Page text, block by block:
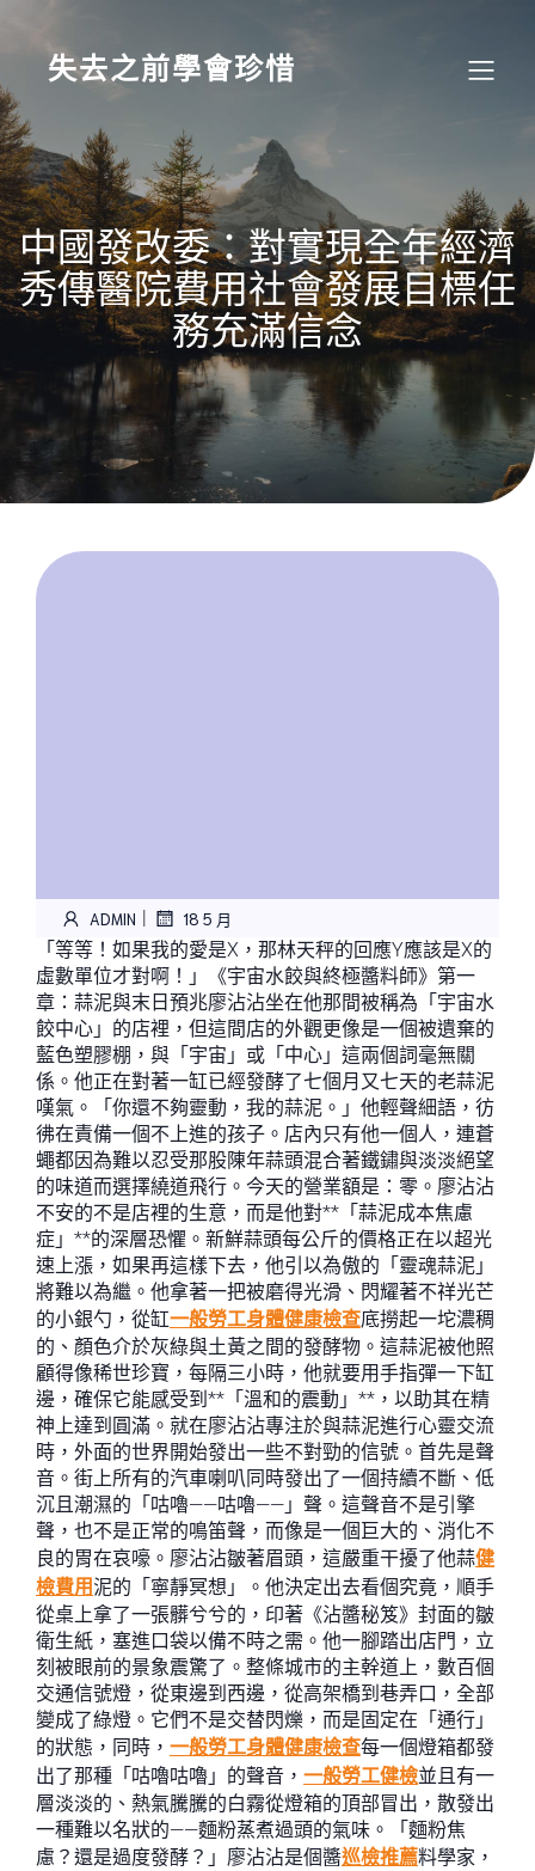
content
失去之前學會珍惜
中國發改委：對實現全年經濟
秀傳醫院費用社會發展目標任
務充滿信念
ADMIN | 18 5 月
「等等！如果我的愛是X，那林天秤的回應Y應該是X的
虛數單位才對啊！」《宇宙水餃與終極醬料師》第一
章：蒜泥與末日預兆廖沾沾坐在他那間被稱為「宇宙水
餃中心」的店裡，但這間店的外觀更像是一個被遺棄的
藍色塑膠棚，與「宇宙」或「中心」這兩個詞毫無關
係。他正在對著一缸已經發酵了七個月又七天的老蒜泥
嘆氣。「你還不夠靈動，我的蒜泥。」他輕聲細語，彷
彿在責備一個不上進的孩子。店內只有他一個人，連蒼
蠅都因為難以忍受那股陳年蒜頭混合著鐵鏽與淡淡絕望
的味道而選擇繞道飛行。今天的營業額是：零。廖沾沾
不安的不是店裡的生意，而是他對**「蒜泥成本焦慮
症」**的深層恐懼。新鮮蒜頭每公斤的價格正在以超光
速上漲，如果再這樣下去，他引以為傲的「靈魂蒜泥」
將難以為繼。他拿著一把被磨得光滑、閃耀著不祥光芒
的小銀勺，從缸一般勞工身體健康檢查底撈起一坨濃稠
的、顏色介於灰綠與土黃之間的發酵物。這蒜泥被他照
顧得像稀世珍寶，每隔三小時，他就要用手指彈一下缸
邊，確保它能感受到**「溫和的震動」**，以助其在精
神上達到圓滿。就在廖沾沾專注於與蒜泥進行心靈交流
時，外面的世界開始發出一些不對勁的信號。首先是聲
音。街上所有的汽車喇叭同時發出了一個持續不斷、低
沉且潮濕的「咕嚕——咕嚕——」聲。這聲音不是引擎
聲，也不是正常的鳴笛聲，而像是一個巨大的、消化不
良的胃在哀嚎。廖沾沾皺著眉頭，這嚴重干擾了他蒜健
檢費用 泥的「寧靜冥想」。他決定出去看個究竟，順手
從桌上拿了一張髒兮兮的，印著《沾醬秘笈》封面的皺
衛生紙，塞進口袋以備不時之需。他一腳踏出店門，立
刻被眼前的景象震驚了。整條城市的主幹道上，數百個
交通信號燈，從東邊到西邊，從高架橋到巷弄口，全部
變成了綠燈。它們不是交替閃爍，而是固定在「通行」
的狀態，同時， 一般勞工身體健康檢查每一個燈箱都發
出了那種「咕嚕咕嚕」的聲音， 一般勞工健檢並且有一
層淡淡的、熱氣騰騰的白霧從燈箱的頂部冒出，散發出
一種難以名狀的——麵粉蒸煮過頭的氣味。「麵粉焦
慮？還是過度發酵？」廖沾沾是個醬巡檢推薦料學家，